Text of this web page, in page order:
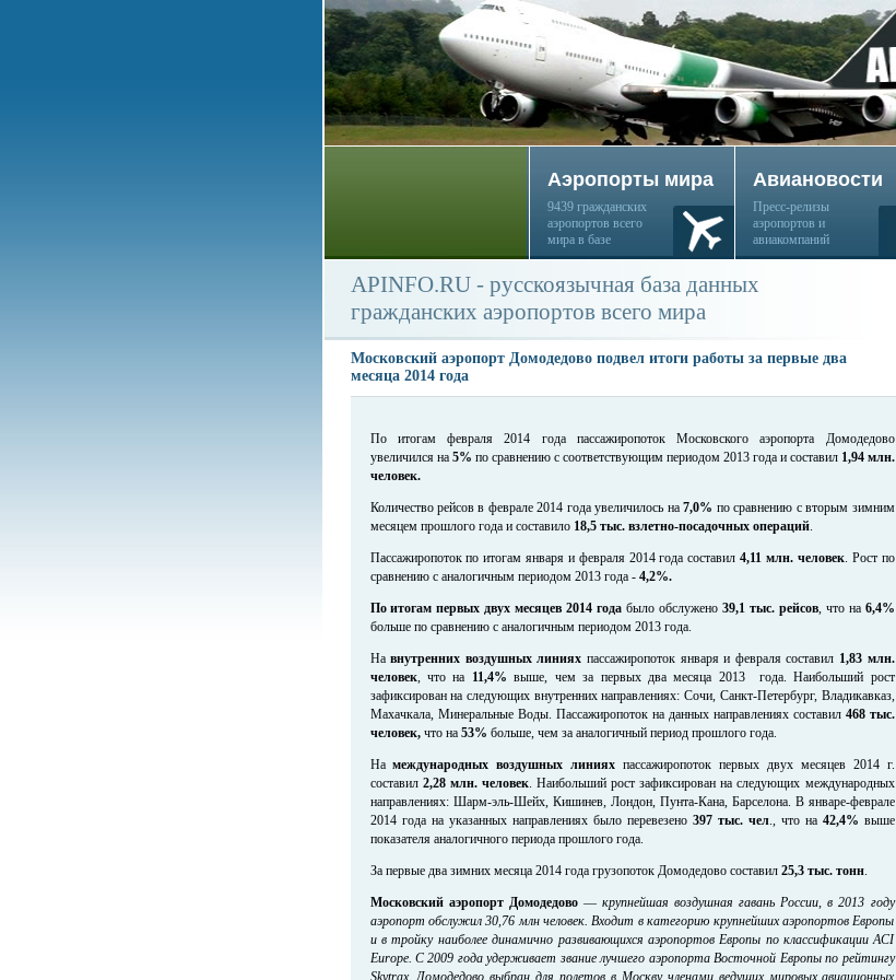
Аэропорты мира
9439 гражданских
аэропортов всего
мира в базе
Авиановости
Пресс-релизы
аэропортов и
авиакомпаний
APINFO.RU - русскоязычная база данных
гражданских аэропортов всего мира
Московский аэропорт Домодедово подвел итоги работы за первые два
месяца 2014 года
По итогам февраля 2014 года пассажиропоток Московского аэропорта Домодедово
увеличился на 5% по сравнению с соответствующим периодом 2013 года и составил 1,94 млн.
человек.
Количество рейсов в феврале 2014 года увеличилось на7,0% по сравнению с вторым зимним
месяцем прошлого года и составило 18,5 тыс. взлетно-посадочных операций.
Пассажиропоток по итогам января и февраля 2014 года составил 4,11 млн. человек. Рост по
сравнению с аналогичным периодом 2013 года - 4,2%.
По итогам первых двух месяцев 2014 года было обслужено 39,1 тыс. рейсов, что на 6,4%
больше по сравнению с аналогичным периодом 2013 года.
Навнутренних воздушных линиях пассажиропоток января и февраля составил 1,83 млн.
человек, что на 11,4% выше, чем за первых два месяца 2013 года. Наибольший рост
зафиксирован на следующих внутренних направлениях: Сочи, Санкт-Петербург, Владикавказ,
Махачкала, Минеральные Воды. Пассажиропоток на данных направлениях составил 468 тыс.
человек,что на 53% больше, чем за аналогичный период прошлого года.
Намеждународных воздушных линиях пассажиропоток первых двух месяцев 2014 г.
составил 2,28 млн. человек. Наибольший рост зафиксирован на следующих международных
направлениях: Шарм-эль-Шейх, Кишинев, Лондон, Пунта-Кана, Барселона. В январе-феврале
2014 года на указанных направлениях было перевезено 397 тыс. чел., что на 42,4% выше
показателя аналогичного периода прошлого года.
За первые два зимних месяца 2014 года грузопоток Домодедово составил 25,3 тыс. тонн.
Московский аэропорт Домодедово— крупнейшая воздушная гавань России, в 2013 году
аэропорт обслужил 30,76 млн человек. Входит в категорию крупнейших аэропортов Европы
и в тройку наиболее динамично развивающихся аэропортов Европы по классификации ACI
Europe. С 2009 года удерживает звание лучшего аэропорта Восточной Европы по рейтингу
Skytrax. Домодедово выбран для полетов в Москву членами ведущих мировых авиационных